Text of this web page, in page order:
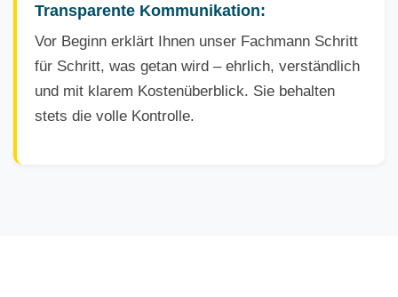
Transparente Kommunikation:
Vor Beginn erklärt Ihnen unser Fachmann Schritt
für Schritt, was getan wird – ehrlich, verständlich
und mit klarem Kostenüberblick. Sie behalten
stets die volle Kontrolle.